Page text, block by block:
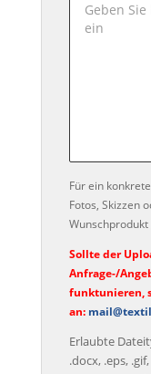
Für ein
Fotos, Skizzen
Sollte der
Anfrage-/
funktunieren,
an:
Erlaubte
.docx, .eps,